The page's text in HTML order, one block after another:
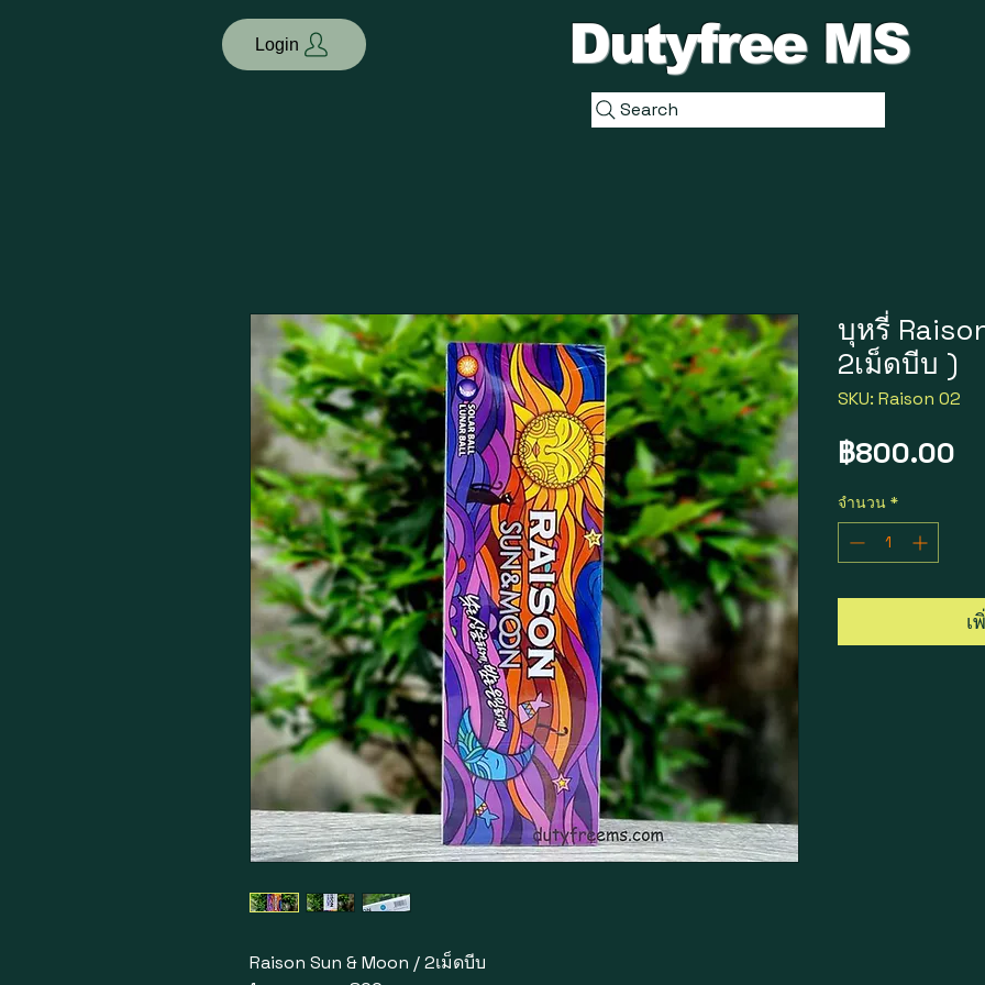
Login Dutyfree MS
Search
Raison Sun & Moon / 2เม็ดบีบ
บุหรี่
2เม็ดบีบ )
SKU: Raison 02
฿800.00
จำนวน *
เ